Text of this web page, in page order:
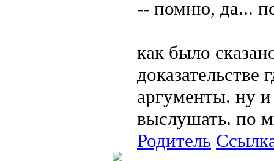
-- помню, да...
как было
аргументы. ну
выслушать. по
Родитель